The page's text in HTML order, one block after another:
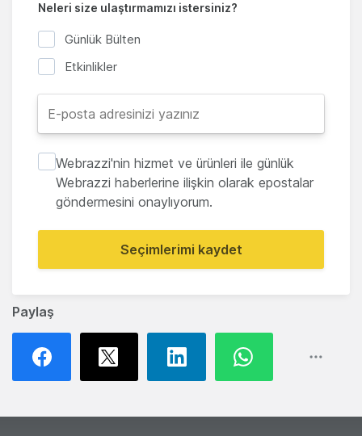
Paylaş
Neleri size ulaştırmamızı istersiniz?
Günlük Bülten
Etkinlikler
Webrazzi'nin hizmet ve ürünleri ile günlük
Webrazzi haberlerine ilişkin olarak epostalar
göndermesini onaylıyorum.
Seçimlerimi kaydet